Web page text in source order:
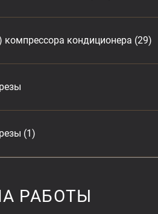
кондиционера (29)
(1)
РАБОТЫ